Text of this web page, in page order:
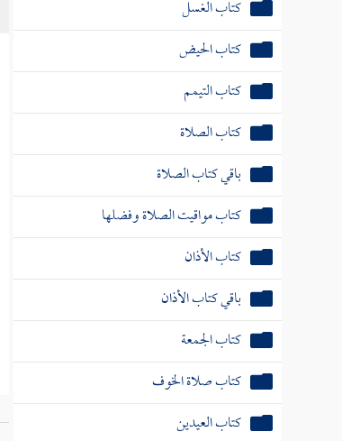
كتاب الغسل
كتاب الحيض
كتاب التيمم
كتاب الصلاة
باقي كتاب الصلاة
كتاب مواقيت الصلاة وفضلها
كتاب الأذان
باقي كتاب الأذان
كتاب الجمعة
كتاب صلاة الخوف
كتاب العيدين